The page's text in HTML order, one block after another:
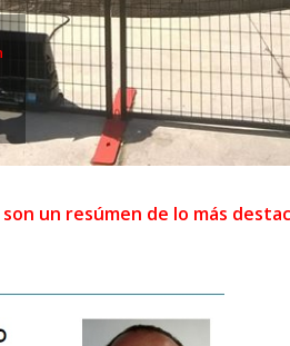
son un resúmen de lo más